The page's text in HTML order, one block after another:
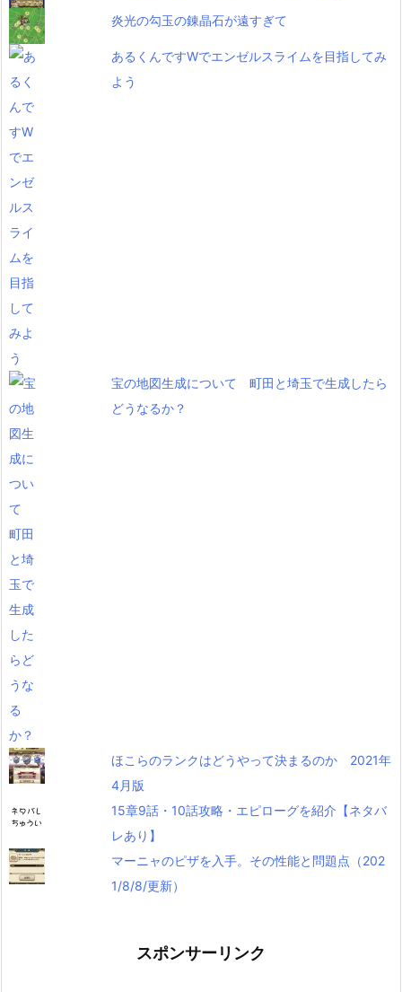
炎光の勾玉の錬晶石が遠すぎて
あるくんですWでエンゼルスライムを目指してみ
よう
宝の地図生成について 町田と埼玉で生成したら
どうなるか？
ほこらのランクはどうやって決まるのか 2021年
4月版
15章9話・10話攻略・エピローグを紹介【ネタバ
レあり】
マーニャのピザを入手。その性能と問題点（202
1/8/8/更新）
スポンサーリンク